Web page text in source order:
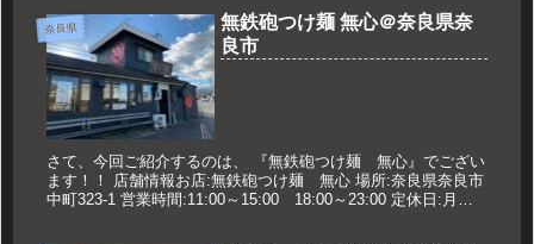
奈良県
無鉄砲つけ麺 無心＠奈良県奈
良市
さて、今回ご紹介するのは、 『無鉄砲つけ麺 無心』でござい
ます！！ 店舗情報お店:無鉄砲つけ麺 無心 場所:奈良県奈良市
中町323-1 営業時間:11:00～15:00 18:00～23:00 定休日:月曜